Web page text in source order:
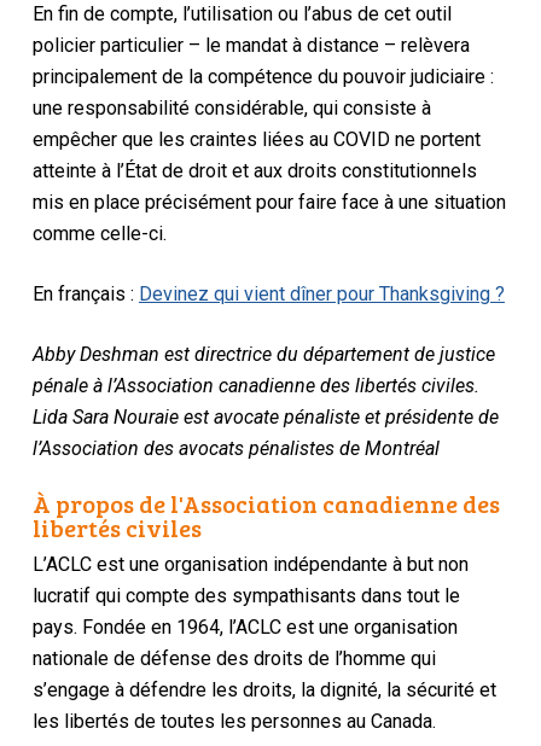
En fin de compte, l’utilisation ou l’abus de cet outil
policier particulier – le mandat à distance – relèvera
principalement de la compétence du pouvoir judiciaire :
une responsabilité considérable, qui consiste à
empêcher que les craintes liées au COVID ne portent
atteinte à l’État de droit et aux droits constitutionnels
mis en place précisément pour faire face à une situation
comme celle-ci.
En français : Devinez qui vient dîner pour Thanksgiving ?
Abby Deshman est directrice du département de justice
pénale à l’Association canadienne des libertés civiles.
Lida Sara Nouraie est avocate pénaliste et présidente de
l’Association des avocats pénalistes de Montréal
À propos de l'Association canadienne des
libertés civiles
L’ACLC est une organisation indépendante à but non
lucratif qui compte des sympathisants dans tout le
pays. Fondée en 1964, l’ACLC est une organisation
nationale de défense des droits de l’homme qui
s’engage à défendre les droits, la dignité, la sécurité et
les libertés de toutes les personnes au Canada.